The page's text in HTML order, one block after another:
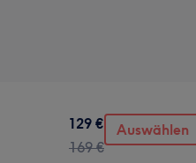
129 €
169 €
Auswählen